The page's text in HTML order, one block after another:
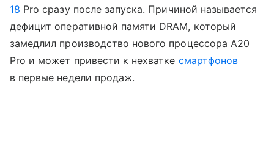
18 Pro сразу после запуска. Причиной называется
дефицит оперативной памяти DRAM, который
замедлил производство нового процессора A20
Pro и может привести к нехватке смартфонов
в первые недели продаж.